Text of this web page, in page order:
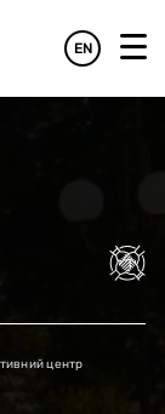
EN
центр